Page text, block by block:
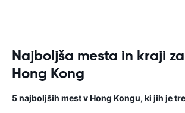
Najboljša mesta in kraji
Hong Kong
5 najboljših mest v Hong Kongu, ki jih je